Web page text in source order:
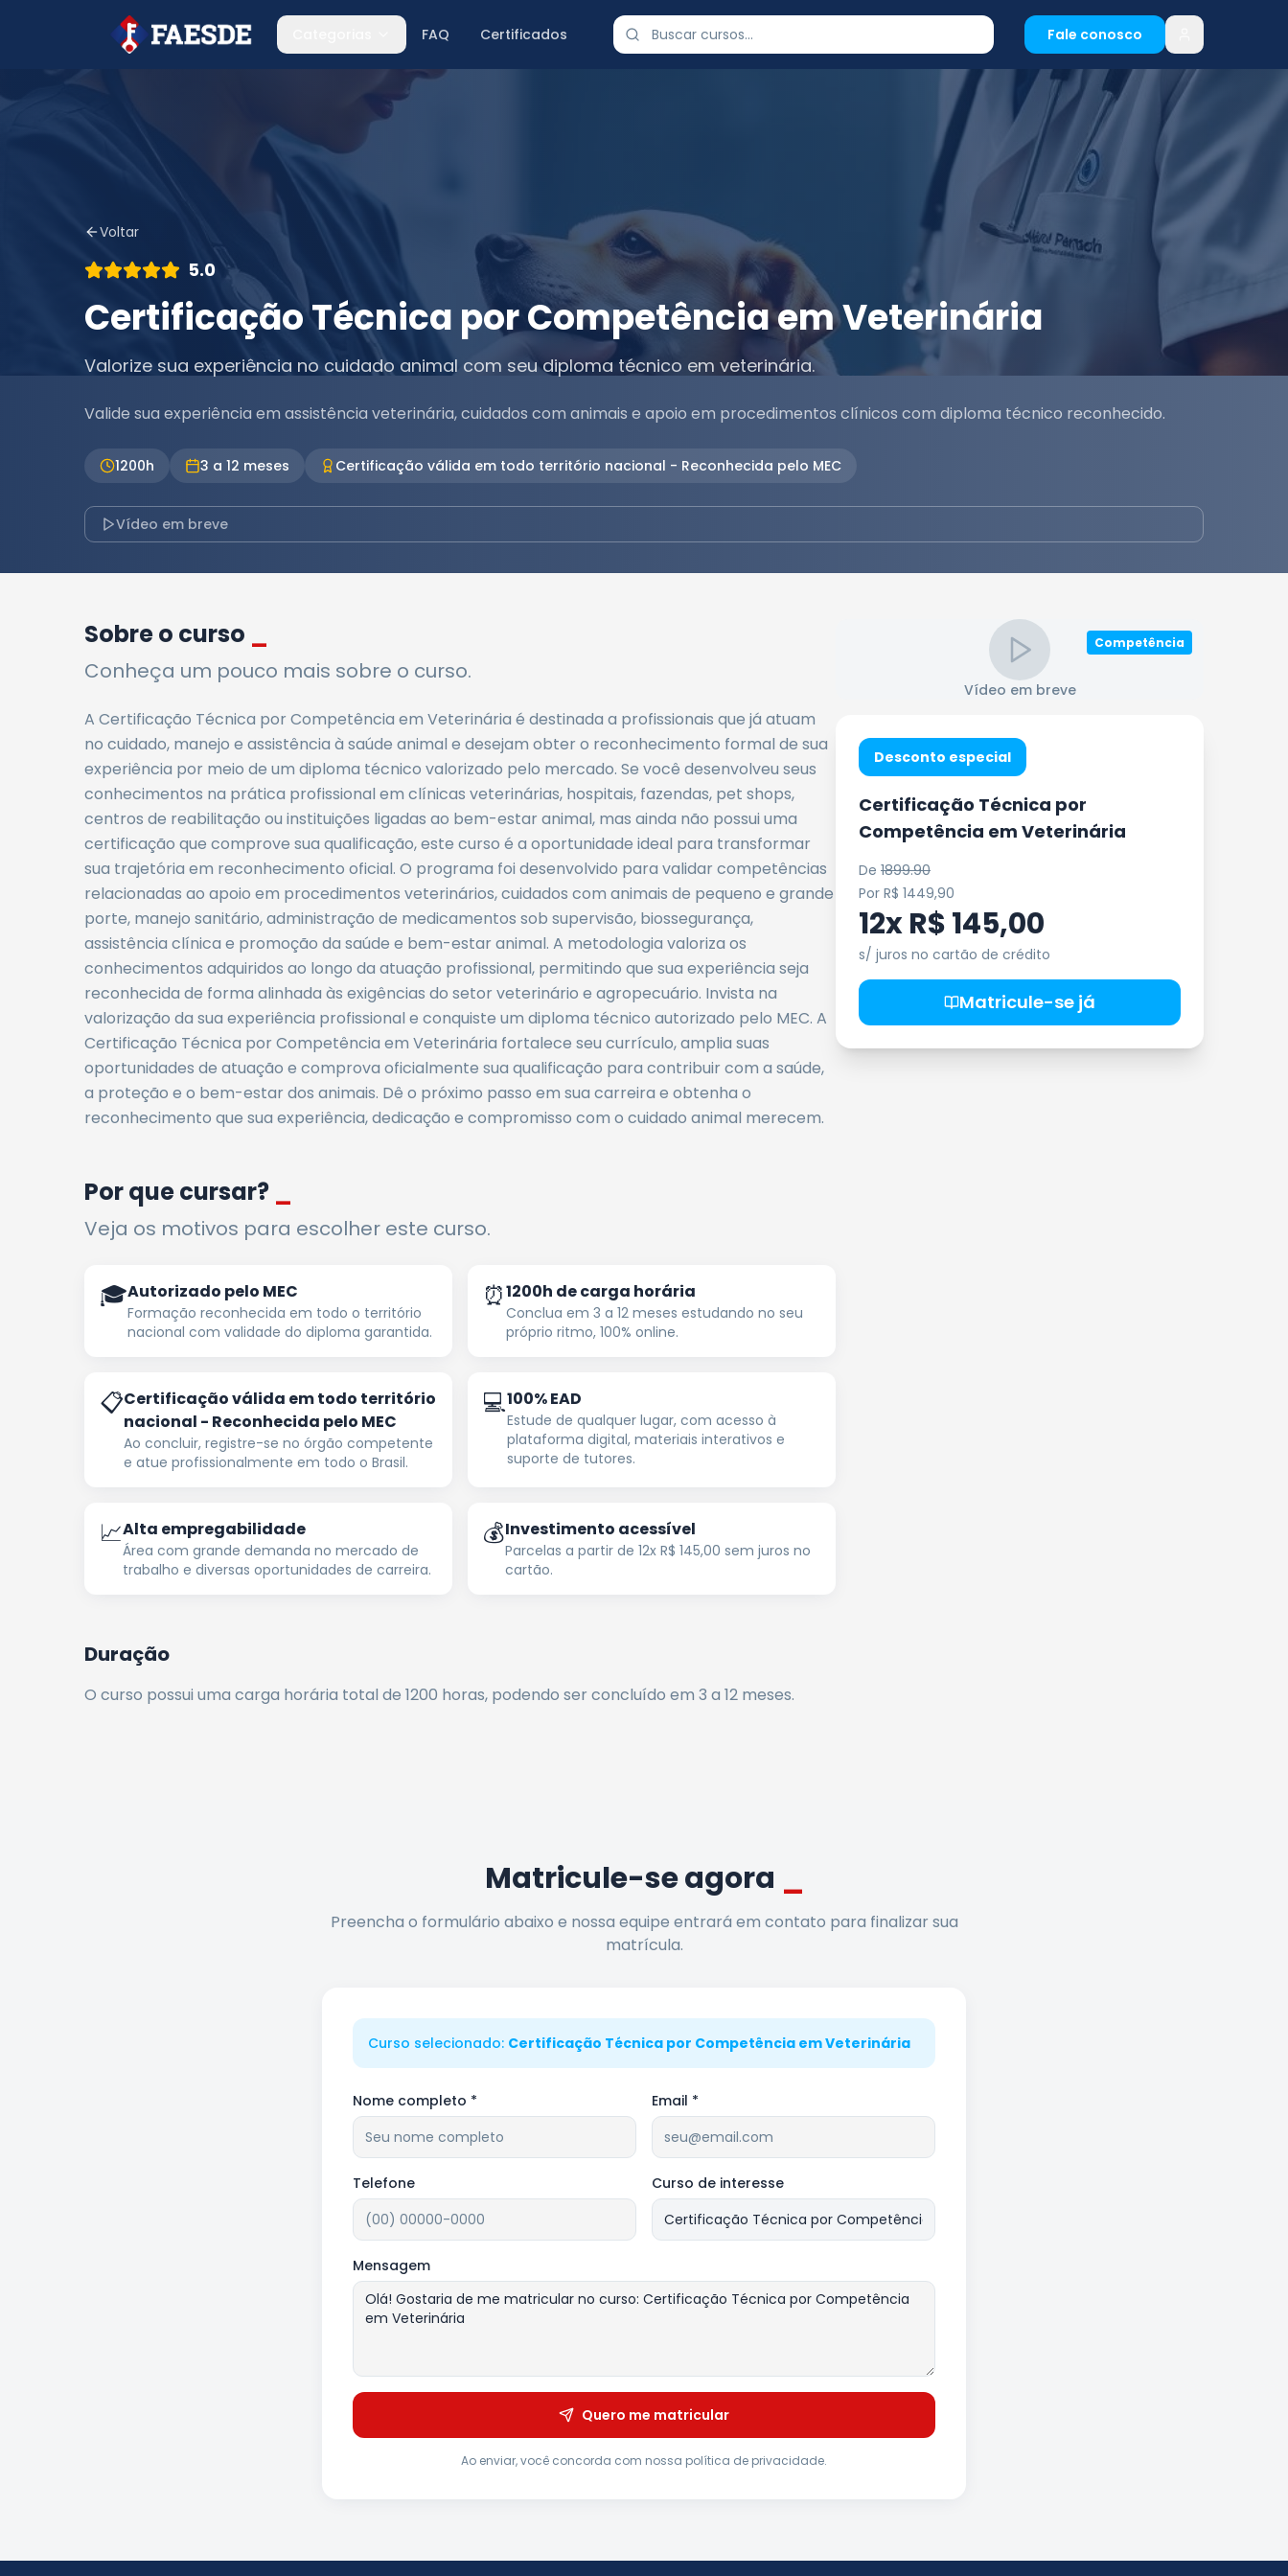
FAQ Certificados Fale conosco
Voltar
5.0
Certificação Técnica por Competência em Veterinária
Valorize sua experiência no cuidado animal com seu diploma técnico em veterinária.
Valide sua experiência em assistência veterinária, cuidados com animais e apoio em procedimentos clínicos com diploma técnico reconhecido.
1200h 3 a 12 meses Certificação válida em todo território nacional - Reconhecida pelo MEC
Vídeo em breve
Sobre o curso
Conheça um pouco mais sobre o curso.
A Certificação Técnica por Competência em Veterinária é destinada a profissionais que já atuam
no cuidado, manejo e assistência à saúde animal e desejam obter o reconhecimento formal de sua
experiência por meio de um diploma técnico valorizado pelo mercado. Se você desenvolveu seus
conhecimentos na prática profissional em clínicas veterinárias, hospitais, fazendas, pet shops,
centros de reabilitação ou instituições ligadas ao bem-estar animal, mas ainda não possui uma
certificação que comprove sua qualificação, este curso é a oportunidade ideal para transformar
sua trajetória em reconhecimento oficial. O programa foi desenvolvido para validar competências
relacionadas ao apoio em procedimentos veterinários, cuidados com animais de pequeno e grande
porte, manejo sanitário, administração de medicamentos sob supervisão, biossegurança,
assistência clínica e promoção da saúde e bem-estar animal. A metodologia valoriza os
conhecimentos adquiridos ao longo da atuação profissional, permitindo que sua experiência seja
reconhecida de forma alinhada às exigências do setor veterinário e agropecuário. Invista na
valorização da sua experiência profissional e conquiste um diploma técnico autorizado pelo MEC. A
Certificação Técnica por Competência em Veterinária fortalece seu currículo, amplia suas
oportunidades de atuação e comprova oficialmente sua qualificação para contribuir com a saúde,
a proteção e o bem-estar dos animais. Dê o próximo passo em sua carreira e obtenha o
reconhecimento que sua experiência, dedicação e compromisso com o cuidado animal merecem.
Por que cursar?
Veja os motivos para escolher este curso.
🎓Autorizado pelo MEC
Formação reconhecida em todo o território
nacional com validade do diploma garantida.
⏰1200h de carga horária
Conclua em 3 a 12 meses estudando no seu
próprio ritmo, 100% online.
📋Certificação válida em todo território
nacional - Reconhecida pelo MEC
Ao concluir, registre-se no órgão competente
e atue profissionalmente em todo o Brasil.
💻100% EAD
Estude de qualquer lugar, com acesso à
plataforma digital, materiais interativos e
suporte de tutores.
📈Alta empregabilidade
Área com grande demanda no mercado de
trabalho e diversas oportunidades de carreira.
💰Investimento acessível
Parcelas a partir de 12x R$ 145,00 sem juros no
cartão.
Duração
O curso possui uma carga horária total de 1200 horas, podendo ser concluído em 3 a 12 meses.
Vídeo em breve
Competência
Desconto especial
Certificação Técnica por
Competência em Veterinária
De 1899.90
Por R$ 1449,90
12x R$ 145,00
s/ juros no cartão de crédito
Matricule-se já
Matricule-se agora _
Preencha o formulário abaixo e nossa equipe entrará em contato para finalizar sua
matrícula.
Curso selecionado: Certificação Técnica por Competência em Veterinária
Nome completo * Email *
Telefone Curso de interesse
Mensagem
Quero me matricular
Ao enviar, você concorda com nossa política de privacidade.